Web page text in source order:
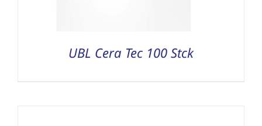
UBL Cera Tec 100 Stck